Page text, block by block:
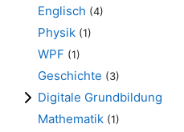
Englisch (4)
Physik (1)
WPF (1)
Geschichte (3)
Digitale Grundbildung
Mathematik (1)